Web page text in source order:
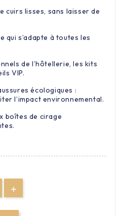
cuirs lisses, sans laisser de
s’adapte à toutes les
de l’hôtellerie, les kits
VIP.
écologiques :
l’impact environnemental.
boîtes de cirage